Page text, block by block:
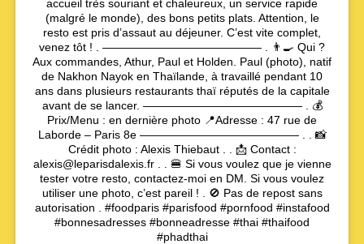
accueil très souriant et chaleureux, un service rapide
(malgré le monde), des bons petits plats. Attention, le
resto est pris d’assaut au déjeuner. C’est vite complet,
venez tôt ! . —————————————— . 👨‍🍳 Qui ?
Aux commandes, Athur, Paul et Holden. Paul (photo), natif
de Nakhon Nayok en Thaïlande, à travaillé pendant 10
ans dans plusieurs restaurants thaï réputés de la capitale
avant de se lancer. —————————————— . 💰
Prix/Menu : en dernière photo 📍Adresse : 47 rue de
Laborde – Paris 8e —————————————— . . 📸
Crédit photo : Alexis Thiebaut . . 📩 Contact :
alexis@leparisdalexis.fr . . 🍔 Si vous voulez que je vienne
tester votre resto, contactez-moi en DM. Si vous voulez
utiliser une photo, c’est pareil ! . 🚫 Pas de repost sans
autorisation . #foodparis #parisfood #pornfood #instafood
#bonnesadresses #bonneadresse #thai #thaifood
#phadthai